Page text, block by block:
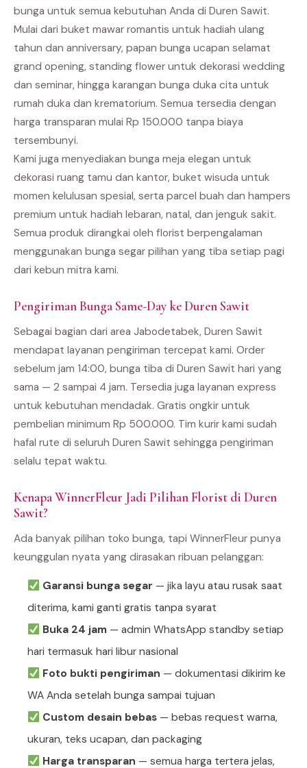
bunga untuk semua kebutuhan Anda di Duren Sawit.
Mulai dari buket mawar romantis untuk hadiah ulang
tahun dan anniversary, papan bunga ucapan selamat
grand opening, standing flower untuk dekorasi wedding
dan seminar, hingga karangan bunga duka cita untuk
rumah duka dan krematorium. Semua tersedia dengan
harga transparan mulai Rp 150.000 tanpa biaya
tersembunyi.
Kami juga menyediakan bunga meja elegan untuk
dekorasi ruang tamu dan kantor, buket wisuda untuk
momen kelulusan spesial, serta parcel buah dan hampers
premium untuk hadiah lebaran, natal, dan jenguk sakit.
Semua produk dirangkai oleh florist berpengalaman
menggunakan bunga segar pilihan yang tiba setiap pagi
dari kebun mitra kami.
Pengiriman Bunga Same-Day ke Duren Sawit
Sebagai bagian dari area Jabodetabek, Duren Sawit
mendapat layanan pengiriman tercepat kami. Order
sebelum jam 14:00, bunga tiba di Duren Sawit hari yang
sama — 2 sampai 4 jam. Tersedia juga layanan express
untuk kebutuhan mendadak. Gratis ongkir untuk
pembelian minimum Rp 500.000. Tim kurir kami sudah
hafal rute di seluruh Duren Sawit sehingga pengiriman
selalu tepat waktu.
Kenapa WinnerFleur Jadi Pilihan Florist di Duren
Sawit?
Ada banyak pilihan toko bunga, tapi WinnerFleur punya
keunggulan nyata yang dirasakan ribuan pelanggan:
Garansi bunga segar — jika layu atau rusak saat
diterima, kami ganti gratis tanpa syarat
Buka 24 jam— admin WhatsApp standby setiap
hari termasuk hari libur nasional
Foto bukti pengiriman — dokumentasi dikirim ke
WA Anda setelah bunga sampai tujuan
Custom desain bebas— bebas request warna,
ukuran, teks ucapan, dan packaging
Harga transparan — semua harga tertera jelas,